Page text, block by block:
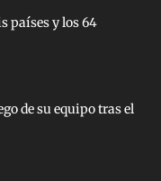
países y los 64
de su equipo tras el